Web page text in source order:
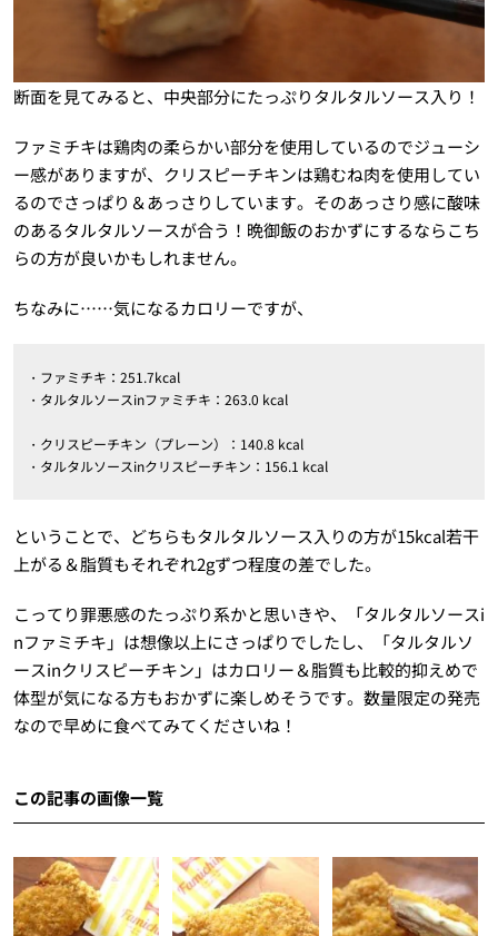
断面を見てみると、中央部分にたっぷりタルタルソース入り！
ファミチキは鶏肉の柔らかい部分を使用しているのでジューシ
ー感がありますが、クリスピーチキンは鶏むね肉を使用してい
るのでさっぱり＆あっさりしています。そのあっさり感に酸味
のあるタルタルソースが合う！晩御飯のおかずにするならこち
らの方が良いかもしれません。
ちなみに……気になるカロリーですが、
・ファミチキ：251.7kcal
・タルタルソースinファミチキ：263.0 kcal
・クリスピーチキン（プレーン）：140.8 kcal
・タルタルソースinクリスピーチキン：156.1 kcal
ということで、どちらもタルタルソース入りの方が15kcal若干
上がる＆脂質もそれぞれ2gずつ程度の差でした。
こってり罪悪感のたっぷり系かと思いきや、「タルタルソースi
nファミチキ」は想像以上にさっぱりでしたし、「タルタルソ
ースinクリスピーチキン」はカロリー＆脂質も比較的抑えめで
体型が気になる方もおかずに楽しめそうです。数量限定の発売
なので早めに食べてみてくださいね！
この記事の画像一覧